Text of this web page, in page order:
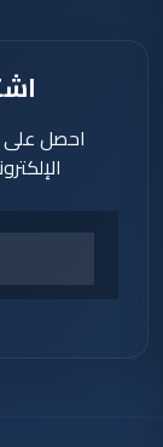
احصل على